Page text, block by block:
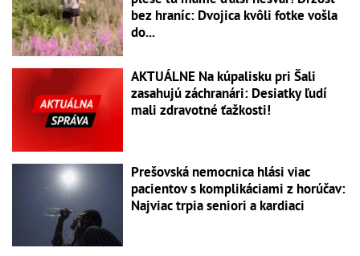
bez hraníc: Dvojica kvôli fotke vošla
do...
AKTUÁLNE Na kúpalisku pri Šali
zasahujú záchranári: Desiatky ľudí
mali zdravotné ťažkosti!
Prešovská nemocnica hlási viac
pacientov s komplikáciami z horúčav:
Najviac trpia seniori a kardiaci